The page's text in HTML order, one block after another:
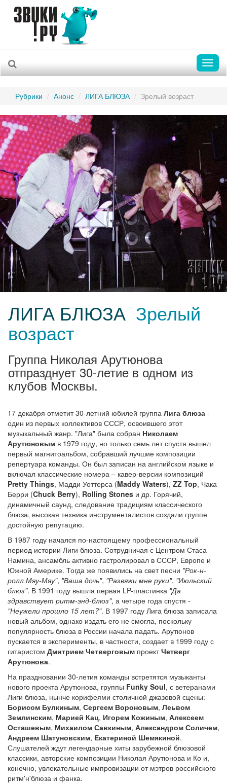
Рубрики Анонс ЛИГА БЛЮЗА Зрелый возраст
ЛИГА БЛЮЗА Зрелый
возраст
Группа Николая Арутюнова
отпразднует 30-летие в одном из
клубов Москвы.
17 декабря отметит 30-летний юбилей группа Лига блюза -
один из первых коллективов СССР, освоившего этот
музыкальный жанр. "Лига" была собран Николаем
Арутюновым в 1979 году, но только семь лет спустя вышел
первый магнитоальбом, собравший лучшие композиции
репертуара команды. Он был записан на английском языке и
включал классические номера – кавер-версии композиций
Pretty Things, Мадди Уоттерса (Maddy Waters), ZZ Top, Чака
Берри (Chuck Berry), Rolling Stones и др. Горячий,
динамичный саунд, следование традициям классического
блюза, высокая техника инструменталистов создали группе
достойную репутацию.
В 1987 году начался по-настоящему профессиональный
период истории Лиги блюза. Сотрудничая с Центром Стаса
Намина, ансамбль активно гастролировал в СССР, Европе и
Южной Америке. Тогда же появились на свет песни "Рок-н-
ролл Мяу-Мяу", "Ваша дочь", "Развяжи мне руки", "Июльский
блюз". В 1991 году вышла первая LP-пластинка "Да
здравствует ритм-энд-блюз", а четыре года спустя -
"Неужели прошло 15 лет?". В 1997 году Лига блюза записала
новый альбом, однако издать его не смогла, поскольку
популярность блюза в России начала падать. Арутюнов
пускается в эксперименты, в частности, создает в 1999 году с
гитаристом Дмитрием Четверговым проектЧетверг
Арутюнова.
На праздновании 30-летия команды встретятся музыканты
нового проекта Арутюнова, группы Funky Soul, с ветеранами
Лиги блюза, нынче корифеями столичной джазовой сцены:
Борисом Булкиным, Сергеем Вороновым, Леьвом
Землинским, Марией Кац, Игорем Кожиным, Алексеем
Осташевым, Михаилом Савкиным, Александром Соличем,
Андреем Шатуновским, Екатериной Шемякиной.
Слушателей ждут легендарные хиты зарубежной блюзовой
классики, авторские композиции Николая Арутюнова и Ко и,
конечно, увлекательные импровизации от мэтров российского
ритм'н'блюза и фанка.